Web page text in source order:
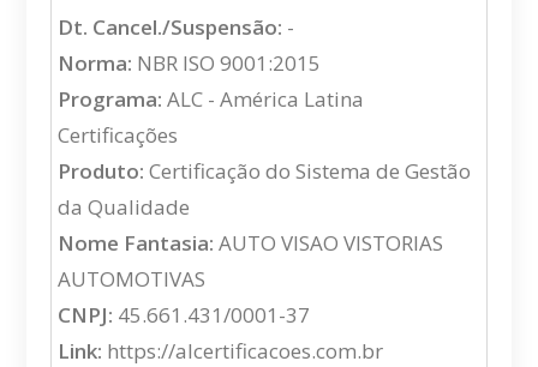
Dt. Cancel./Suspensão: -
Norma: NBR ISO 9001:2015
Programa: ALC - América Latina
Certificações
Produto: Certificação do Sistema de Gestão
da Qualidade
Nome Fantasia: AUTO VISAO VISTORIAS
AUTOMOTIVAS
CNPJ: 45.661.431/0001-37
Link: https://alcertificacoes.com.br